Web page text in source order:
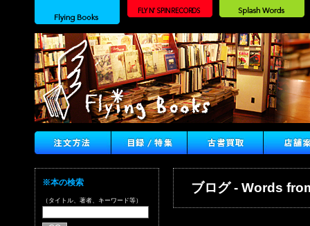
※本の検索
（タイトル、著者、キーワード等）
ブログ - Words